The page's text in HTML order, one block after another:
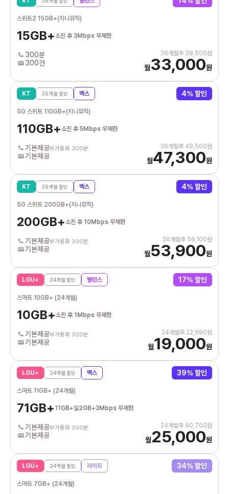
스위트2 15GB+(지니뮤직)
15GB+소진 후 3Mbps 무제한
300분
300건
36개월후 38,500원
월33,000원
KT 36개월 할인 맥스 4% 할인
5G 스위트 110GB+(지니뮤직)
110GB+소진 후 5Mbps 무제한
기본제공부가통화 300분
기본제공
36개월후 49,500원
월47,300원
KT 36개월 할인 맥스 4% 할인
5G 스위트 200GB+(지니뮤직)
200GB+소진 후 10Mbps 무제한
기본제공부가통화 300분
기본제공
36개월후 56,100원
월53,900원
LGU+ 24개월 할인 밸런스 17% 할인
스마트 10GB+ (24개월)
10GB+소진 후 1Mbps 무제한
기본제공부가통화 300분
기본제공
24개월후 22,990원
월19,000원
LGU+ 24개월 할인 맥스 39% 할인
스마트 11GB+ (24개월)
71GB+ 11GB+일2GB+3Mbps 무제한
기본제공부가통화 300분
기본제공
24개월후 40,700원
월25,000원
LGU+ 24개월 할인 라이트 34% 할인
스마트 7GB+ (24개월)